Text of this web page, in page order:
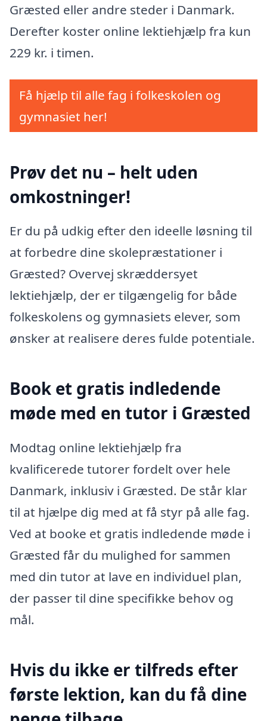
Græsted eller andre steder i Danmark.
Derefter koster online lektiehjælp fra kun
229 kr. i timen.
Få hjælp til alle fag i folkeskolen og
gymnasiet her!
Prøv det nu – helt uden
omkostninger!
Er du på udkig efter den ideelle løsning til
at forbedre dine skolepræstationer i
Græsted? Overvej skræddersyet
lektiehjælp, der er tilgængelig for både
folkeskolens og gymnasiets elever, som
ønsker at realisere deres fulde potentiale.
Book et gratis indledende
møde med en tutor i Græsted
Modtag online lektiehjælp fra
kvalificerede tutorer fordelt over hele
Danmark, inklusiv i Græsted. De står klar
til at hjælpe dig med at få styr på alle fag.
Ved at booke et gratis indledende møde i
Græsted får du mulighed for sammen
med din tutor at lave en individuel plan,
der passer til dine specifikke behov og
mål.
Hvis du ikke er tilfreds efter
første lektion, kan du få dine